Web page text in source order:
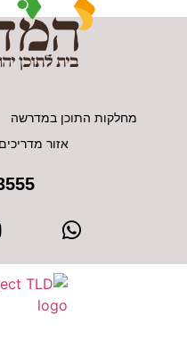
מחלקות התוכן במדרשה
אזור מדריכים